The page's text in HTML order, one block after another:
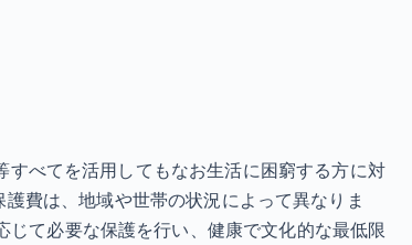
すべてを活用してもなお生活に困窮する方に対
費は、地域や世帯の状況によって異なりま
て必要な保護を行い、健康で文化的な最低限